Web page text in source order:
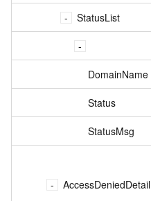
StatusList
DomainName
Status
StatusMsg
AccessDeniedDetail